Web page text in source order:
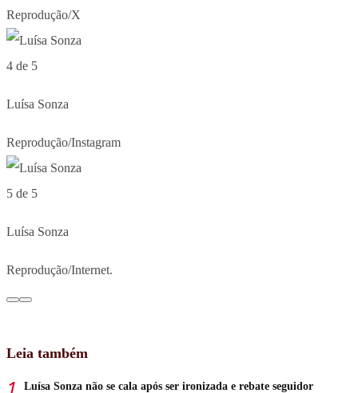
Reprodução/X
4 de 5
Luísa Sonza
Reprodução/Instagram
5 de 5
Luísa Sonza
Reprodução/Internet.
Leia também
Luísa Sonza não se cala após ser ironizada e rebate seguidor